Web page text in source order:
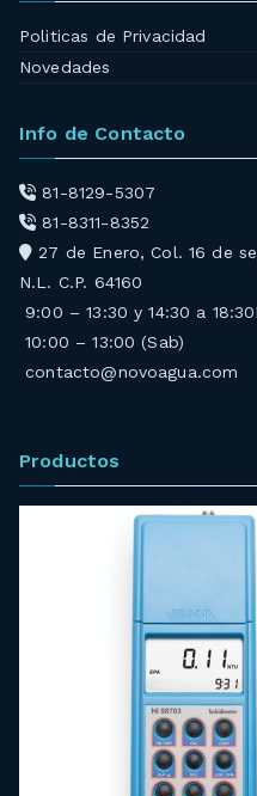
Politicas de Privacidad
Novedades
Info de Contacto
81-8129-5307
81-8311-8352
27 de Enero, Col. 16 de
N.L. C.P. 64160
9:00 – 13:30 y 14:30 a
10:00 – 13:00 (Sab)
contacto@novoagua.com
Productos